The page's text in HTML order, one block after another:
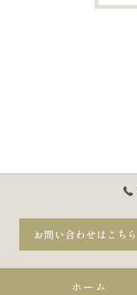
お問い合わせはこちら
ホーム